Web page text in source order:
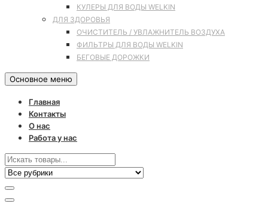
КУЛЕРЫ ДЛЯ ВОДЫ WELKIN
ДЛЯ ЗДОРОВЬЯ
ОЧИСТИТЕЛЬ / УВЛАЖНИТЕЛЬ ВОЗДУХА
ФИЛЬТРЫ ДЛЯ ВОДЫ WELKIN
БЕГОВЫЕ ДОРОЖКИ
Основное меню
Главная
Контакты
О нас
Работа у нас